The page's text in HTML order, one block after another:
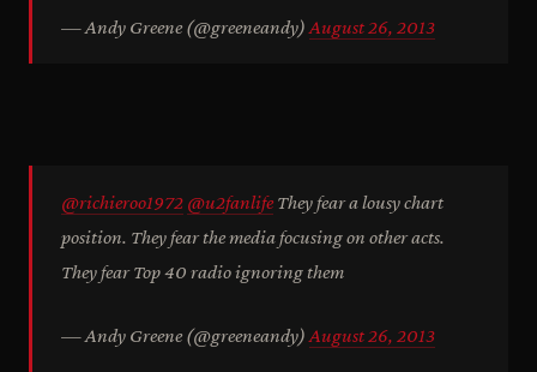
— Andy Greene (@greeneandy)August 26, 2013
@richieroo1972 @u2fanlifeThey fear a lousy chart
position. They fear the media focusing on other acts.
They fear Top 40 radio ignoring them
— Andy Greene (@greeneandy)August 26, 2013